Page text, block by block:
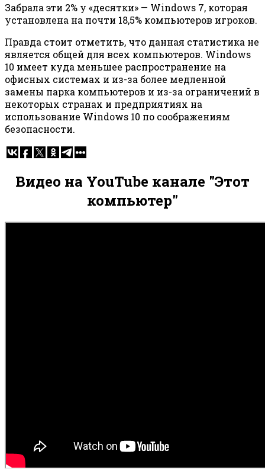
Забрала эти 2% у «десятки» — Windows 7, которая
установлена на почти 18,5% компьютеров игроков.
Правда стоит отметить, что данная статистика не
является общей для всех компьютеров. Windows
10 имеет куда меньшее распространение на
офисных системах и из-за более медленной
замены парка компьютеров и из-за ограничений в
некоторых странах и предприятиях на
использование Windows 10 по соображениям
безопасности.
Видео на YouTube канале "Этот
компьютер"